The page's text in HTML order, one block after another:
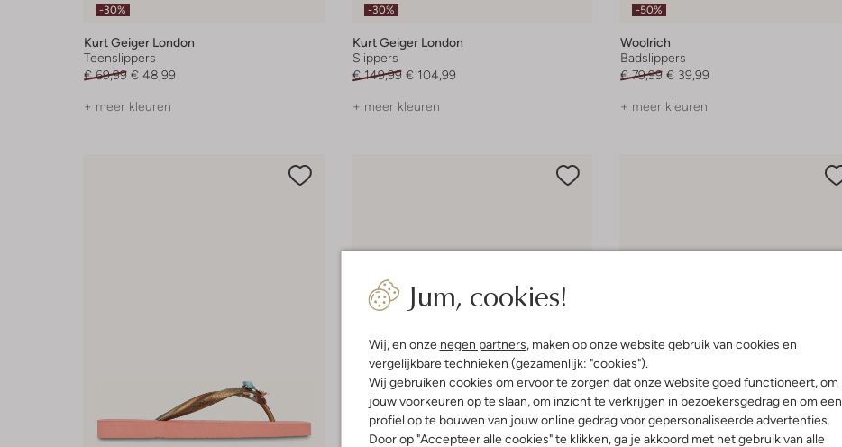
Jum, cookies!
Wij, en onze negen partners, maken op onze website gebruik van cookies en
vergelijkbare technieken (gezamenlijk: "cookies").
Wij gebruiken cookies om ervoor te zorgen dat onze website goed functioneert, om
jouw voorkeuren op te slaan, om inzicht te verkrijgen in bezoekersgedrag en om een
profiel op te bouwen van jouw online gedrag voor gepersonaliseerde advertenties.
Door op "Accepteer alle cookies" te klikken, ga je akkoord met het gebruik van alle
-30%
Kurt Geiger London
Teenslippers
€ 69,99 € 48,99
+ meer kleuren
-30%
Kurt Geiger London
Slippers
€ 149,99 € 104,99
+ meer kleuren
-50%
Woolrich
Badslippers
€ 79,99 € 39,99
+ meer kleuren